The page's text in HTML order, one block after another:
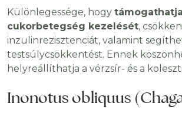
Különlegessége, hogy
cukorbetegség kezelését,
inzulinrezisztenciát, valamint
testsúlycsökkentést. Ennek
helyreállíthatja a vérzsír- és a
Inonotus obliquus